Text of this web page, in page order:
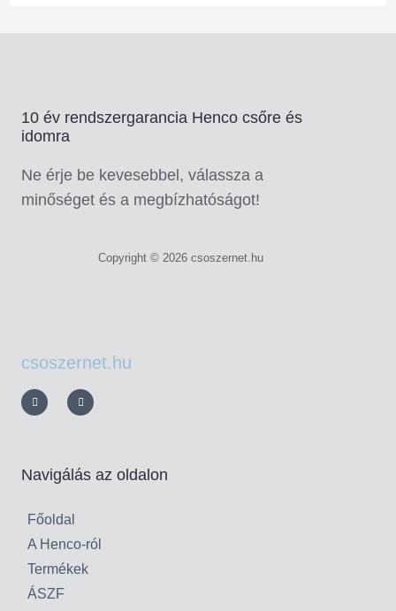
10 év rendszergarancia Henco csőre és
idomra
Ne érje be kevesebbel, válassza a
minőséget és a megbízhatóságot!
Copyright © 2026 csoszernet.hu
csoszernet.hu
Navigálás az oldalon
Főoldal
A Henco-ról
Termékek
ÁSZF